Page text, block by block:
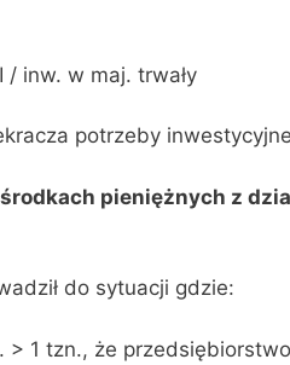
/ inw. w maj. trwały
potrzeby
pieniężnych z
do sytuacji gdzie:
> 1 tzn., że